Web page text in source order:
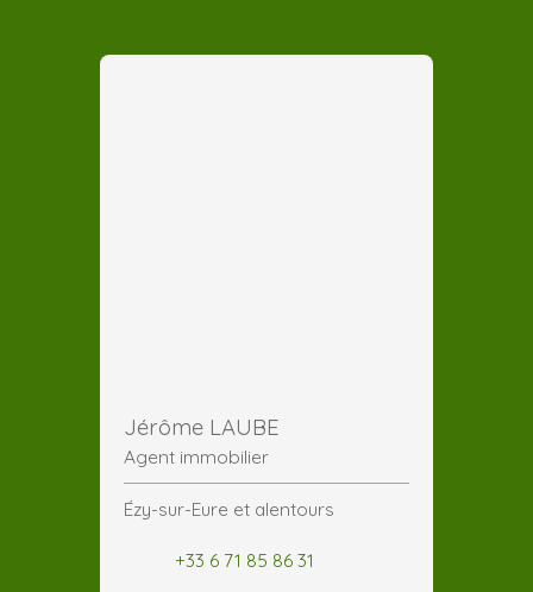
Jérôme LAUBE
Agent immobilier
Ézy-sur-Eure et alentours
+33 6 71 85 86 31